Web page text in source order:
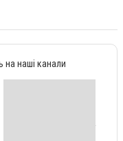
на наші канали